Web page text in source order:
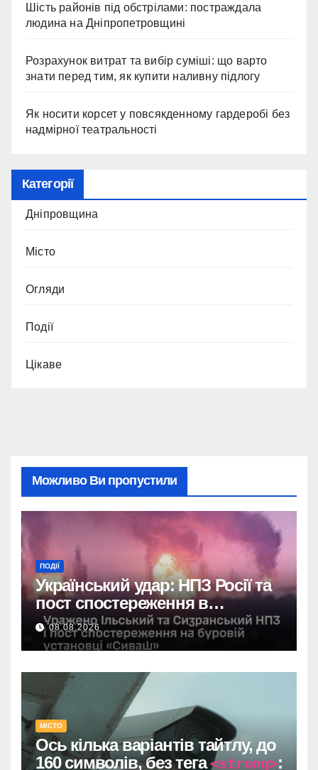
Шість районів під обстрілами: постраждала
людина на Дніпропетровщині
Розрахунок витрат та вибір суміші: що варто
знати перед тим, як купити наливну підлогу
Як носити корсет у повсякденному гардеробі без
надмірної театральності
Категорії
Дніпровщина
Місто
Огляди
Події
Цікаве
Можливо Ви пропустили
ПОДІЇ
Український удар: НПЗ Росії та
пост спостереження в
Чорному морі вражені.
08.08.2026
МІСТО
Ось кілька варіантів тайтлу, до
160 символів, без тега<strong>: